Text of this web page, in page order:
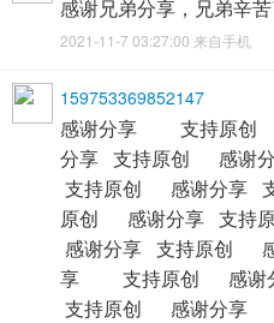
感谢兄弟分享，兄弟辛苦
2021-11-7 03:27:00 来自手机
159753369852147
感谢分享 支持原创
分享 支持原创 感
支持原创 感谢分
原创 感谢分享 支持
感谢分享 支持原创
享 支持原创 感谢
支持原创 感谢分